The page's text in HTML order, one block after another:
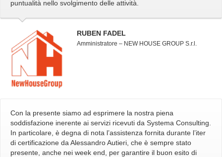
puntualità nello svolgimento delle attività.
RUBEN FADEL
Amministratore – NEW HOUSE GROUP S.r.l.
Con la presente siamo ad esprimere la nostra piena
soddisfazione inerente ai servizi ricevuti da Systema Consulting.
In particolare, è degna di nota l’assistenza fornita durante l’iter
di certificazione da Alessandro Autieri, che è sempre stato
presente, anche nei week end, per garantire il buon esito di